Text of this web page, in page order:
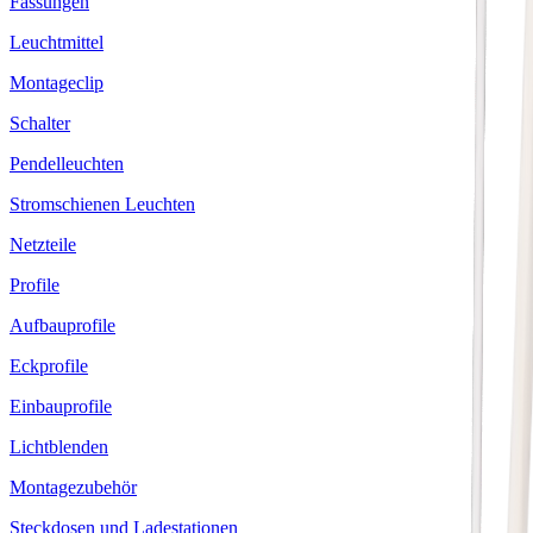
Leuchtmittel
Montageclip
Schalter
Pendelleuchten
Stromschienen Leuchten
Netzteile
Profile
Aufbauprofile
Eckprofile
Einbauprofile
Lichtblenden
Montagezubehör
Steckdosen und Ladestationen